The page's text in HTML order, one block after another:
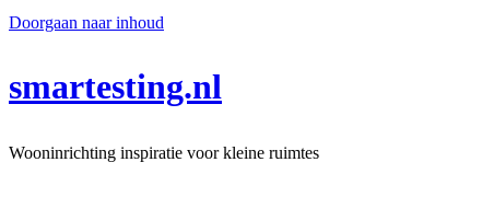
Doorgaan naar inhoud
smartesting.nl
Wooninrichting inspiratie voor kleine ruimtes